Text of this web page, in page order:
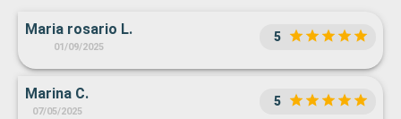
Maria rosario L.
01/09/2025
5
Marina C.
07/05/2025
5